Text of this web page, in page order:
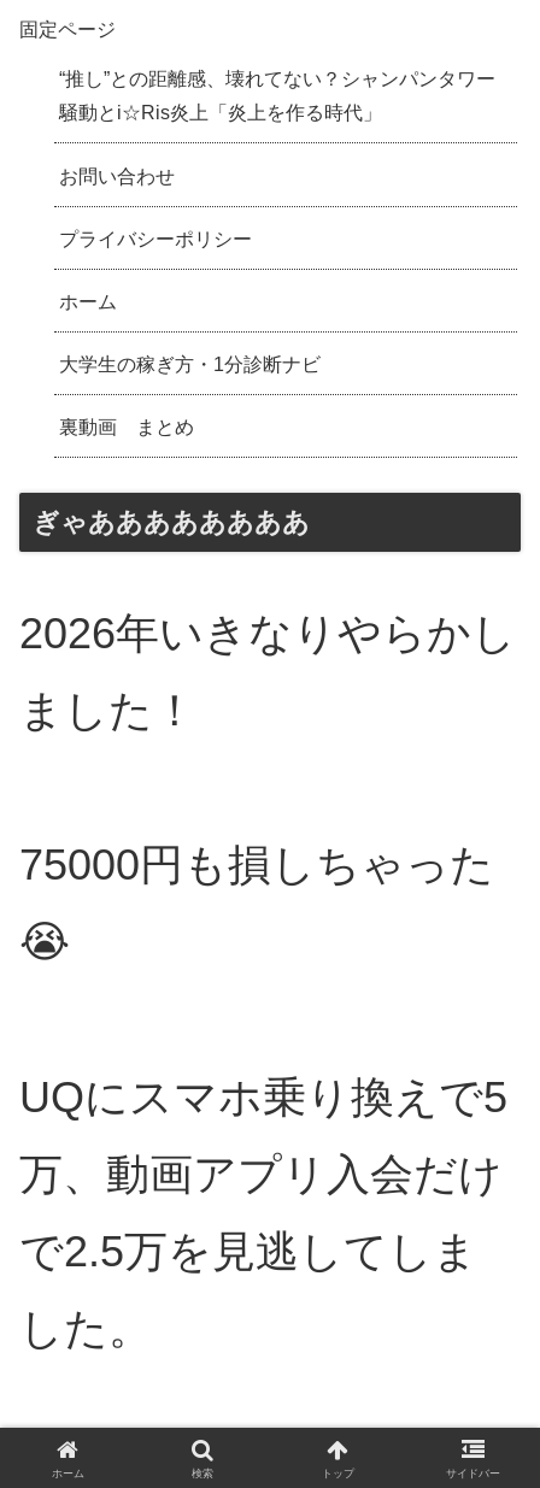
固定ページ
“推し”との距離感、壊れてない？シャンパンタワー
騒動とi☆Ris炎上「炎上を作る時代」
お問い合わせ
プライバシーポリシー
ホーム
大学生の稼ぎ方・1分診断ナビ
裏動画 まとめ
ぎゃああああああああ
2026年いきなりやらかし
ました！
75000円も損しちゃった
😭
UQにスマホ乗り換えで5
万、動画アプリ入会だけ
で2.5万を見逃してしま
した。
ホーム 検索 トップ サイドバー